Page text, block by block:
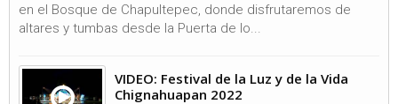
en el Bosque de Chapultepec, donde disfrutaremos de
altares y tumbas desde la Puerta de lo...
VIDEO: Festival de la Luz y de la Vida
Chignahuapan 2022